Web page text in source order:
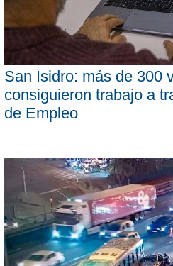
San Isidro: más de 300
consiguieron trabajo a
de Empleo